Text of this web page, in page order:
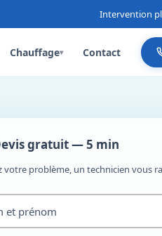
Intervention
Chauffage▾ Contact
gratuit — 5 min
votre problème, un technicien vous